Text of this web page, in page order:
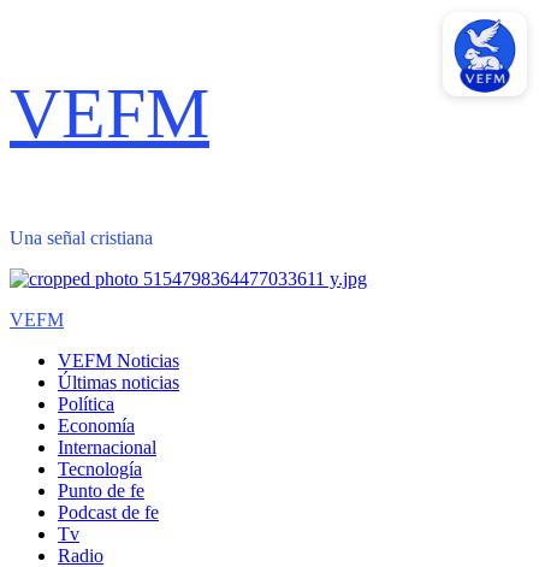
al
contenido
VEFM
Una señal cristiana
Menú
VEFM
VEFM Noticias
Últimas noticias
Política
Economía
Internacional
Tecnología
Punto de fe
Podcast de fe
Tv
Radio